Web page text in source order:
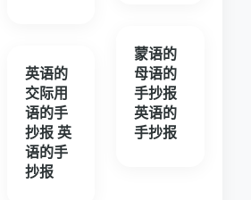
英语的
交际用
语的手
抄报 英
语的手
抄报
蒙语的
母语的
手抄报
英语的
手抄报